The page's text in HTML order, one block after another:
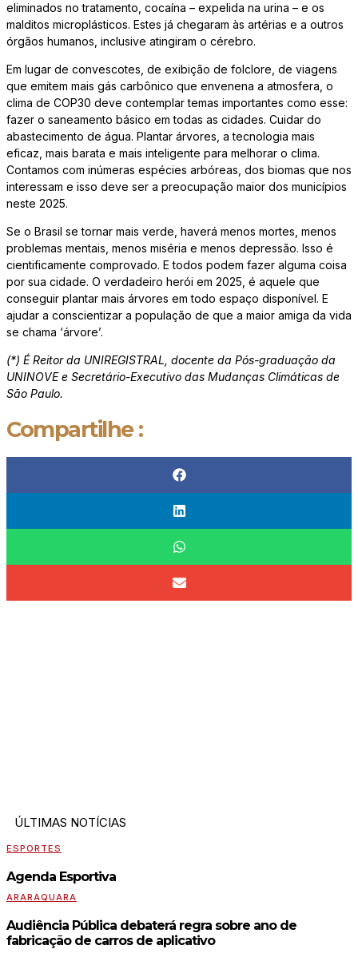
eliminados no tratamento, cocaína – expelida na urina – e os
malditos microplásticos. Estes já chegaram às artérias e a outros
órgãos humanos, inclusive atingiram o cérebro.
Em lugar de convescotes, de exibição de folclore, de viagens
que emitem mais gás carbônico que envenena a atmosfera, o
clima de COP30 deve contemplar temas importantes como esse:
fazer o saneamento básico em todas as cidades. Cuidar do
abastecimento de água. Plantar árvores, a tecnologia mais
eficaz, mais barata e mais inteligente para melhorar o clima.
Contamos com inúmeras espécies arbóreas, dos biomas que nos
interessam e isso deve ser a preocupação maior dos municípios
neste 2025.
Se o Brasil se tornar mais verde, haverá menos mortes, menos
problemas mentais, menos miséria e menos depressão. Isso é
cientificamente comprovado. E todos podem fazer alguma coisa
por sua cidade. O verdadeiro herói em 2025, é aquele que
conseguir plantar mais árvores em todo espaço disponível. E
ajudar a conscientizar a população de que a maior amiga da vida
se chama ‘árvore’.
(*) É Reitor da UNIREGISTRAL, docente da Pós-graduação da
UNINOVE e Secretário-Executivo das Mudanças Climáticas de
São Paulo.
Compartilhe :
ÚLTIMAS NOTÍCIAS
ESPORTES
Agenda Esportiva
ARARAQUARA
Audiência Pública debaterá regra sobre ano de
fabricação de carros de aplicativo